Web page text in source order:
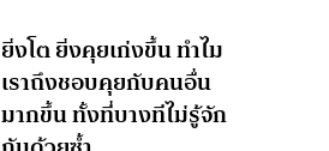
ยิ่งโต ยิ่งคุยเก่งขึ้น ทำไม
เราถึงชอบคุยกับคนอื่น
มากขึ้น ทั้งที่บางทีไม่รู้จัก